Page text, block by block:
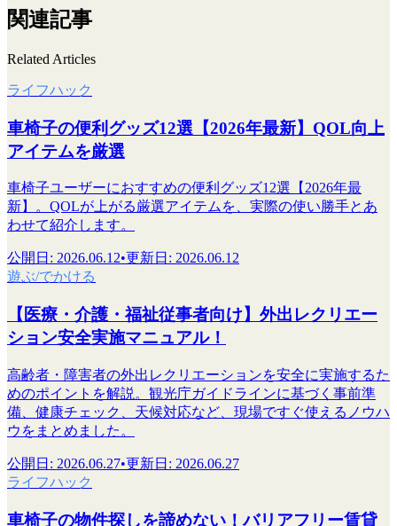
関連記事
Related Articles
ライフハック
車椅子の便利グッズ12選【2026年最新】QOL向上
アイテムを厳選
車椅子ユーザーにおすすめの便利グッズ12選【2026年最
新】。QOLが上がる厳選アイテムを、実際の使い勝手とあ
わせて紹介します。
公開日 : 2026.06.12•更新日 : 2026.06.12
遊ぶ/でかける
【医療・介護・福祉従事者向け】外出レクリエー
ション安全実施マニュアル！
高齢者・障害者の外出レクリエーションを安全に実施するた
めのポイントを解説。観光庁ガイドラインに基づく事前準
備、健康チェック、天候対応など、現場ですぐ使えるノウハ
ウをまとめました。
公開日 : 2026.06.27•更新日 : 2026.06.27
ライフハック
車椅子の物件探しを諦めない！バリアフリー賃貸